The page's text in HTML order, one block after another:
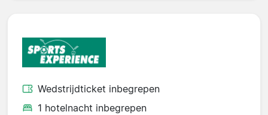
Wedstrijdticket inbegrepen
1 hotelnacht inbegrepen